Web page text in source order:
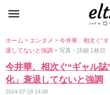
ホーム> エンタメ>今井華、相次ぐ“
退してないと強調> 写真・詳細 1枚目
今井華、相次ぐ“ギャル
化」衰退してないと強調
2014-07-19 14:08